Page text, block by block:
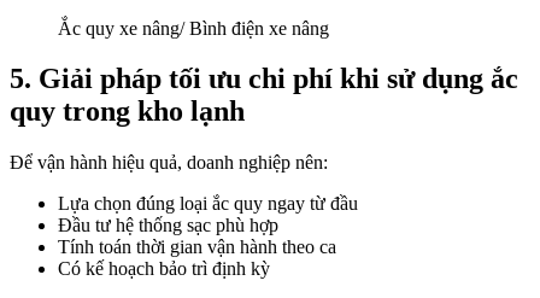
Ắc quy xe nâng/ Bình điện xe nâng
5. Giải pháp tối ưu chi phí khi sử dụng ắc
quy trong kho lạnh
Để vận hành hiệu quả, doanh nghiệp nên:
Lựa chọn đúng loại ắc quy ngay từ đầu
Đầu tư hệ thống sạc phù hợp
Tính toán thời gian vận hành theo ca
Có kế hoạch bảo trì định kỳ